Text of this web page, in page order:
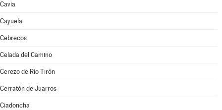
Cavia
Cayuela
Cebrecos
Celada del Camino
Cerezo de Río Tirón
Cerratón de Juarros
Ciadoncha